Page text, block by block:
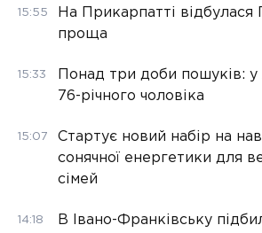
15:55
На Прикарпатті відбулася
проща
15:33
Понад три доби пошуків: у
76-річного чоловіка
15:07
Стартує новий набір на
сонячної енергетики для
сімей
14:18
В Івано-Франківську